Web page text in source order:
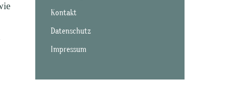
Kontakt
Datenschutz
Impressum